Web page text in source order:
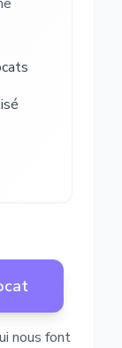
nous font